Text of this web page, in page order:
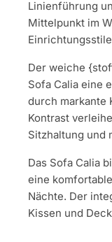
Linienführung
Mittelpunkt im
Der weiche
Sofa Calia eine
durch markante
Kontrast
Sitzhaltung und
Das Sofa Calia
eine
Nächte. Der
Kissen und